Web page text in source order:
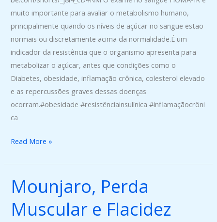
muito importante para avaliar o metabolismo humano,
principalmente quando os níveis de açúcar no sangue estão
normais ou discretamente acima da normalidade.É um
indicador da resistência que o organismo apresenta para
metabolizar o açúcar, antes que condições como o
Diabetes, obesidade, inflamação crônica, colesterol elevado
e as repercussões graves dessas doenças
ocorram.#obesidade #resistênciainsulínica #inflamaçãocrôni
ca
peso
Read More »
Mounjaro, Perda
Muscular e Flacidez
Mounjaro,
Perda
Muscular